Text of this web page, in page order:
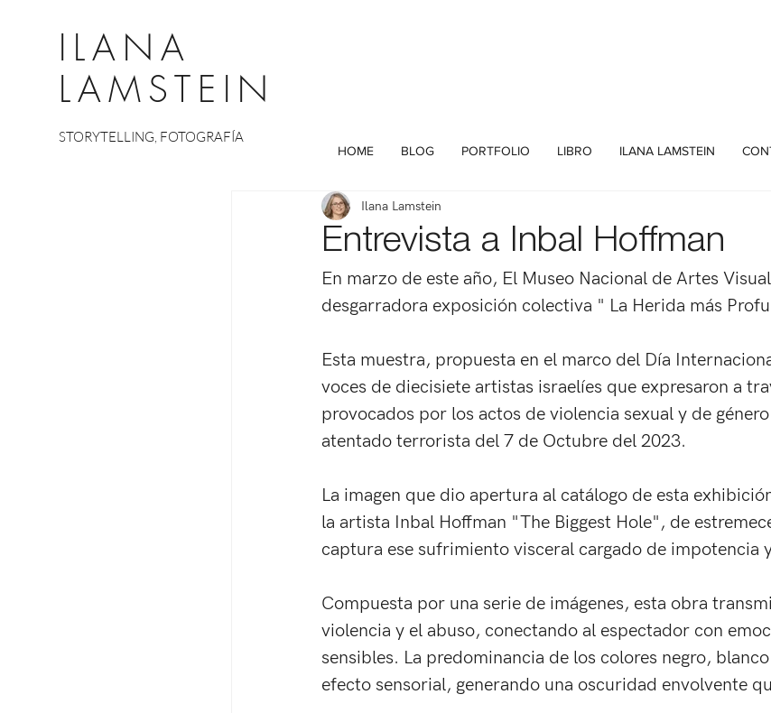
ILANA
LAMSTEIN
STORYTELLING, FOTOGRAFÍA
HOME BLOG PORTFOLIO LIBRO ILANA LAMSTEIN
Entrevista a Inbal Hoffman
Ilana Lamstein
En marzo de este año, El Museo Nacional de Artes
desgarradora exposición colectiva " La Herida más
Esta muestra, propuesta en el marco del Día
voces de diecisiete artistas israelíes que expresaron a
provocados por los actos de violencia sexual y de
atentado terrorista del 7 de Octubre del 2023.
La imagen que dio apertura al catálogo de esta
la artista Inbal Hoffman "The Biggest Hole", de
captura ese sufrimiento visceral cargado de impotencia
Compuesta por una serie de imágenes, esta obra
violencia y el abuso, conectando al espectador con
sensibles. La predominancia de los colores negro,
efecto sensorial, generando una oscuridad envolvente